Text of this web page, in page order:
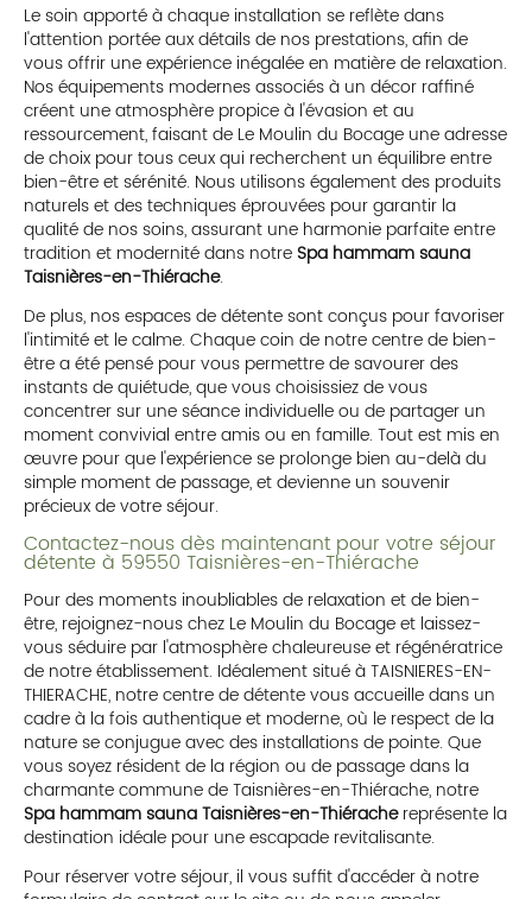
Le soin apporté à chaque installation se reflète dans
l'attention portée aux détails de nos prestations, afin de
vous offrir une expérience inégalée en matière de relaxation.
Nos équipements modernes associés à un décor raffiné
créent une atmosphère propice à l'évasion et au
ressourcement, faisant de Le Moulin du Bocage une adresse
de choix pour tous ceux qui recherchent un équilibre entre
bien-être et sérénité. Nous utilisons également des produits
naturels et des techniques éprouvées pour garantir la
qualité de nos soins, assurant une harmonie parfaite entre
tradition et modernité dans notreSpa hammam sauna
Taisnières-en-Thiérache.
De plus, nos espaces de détente sont conçus pour favoriser
l'intimité et le calme. Chaque coin de notre centre de bien-
être a été pensé pour vous permettre de savourer des
instants de quiétude, que vous choisissiez de vous
concentrer sur une séance individuelle ou de partager un
moment convivial entre amis ou en famille. Tout est mis en
œuvre pour que l'expérience se prolonge bien au-delà du
simple moment de passage, et devienne un souvenir
précieux de votre séjour.
Contactez-nous dès maintenant pour votre séjour
détente à 59550 Taisnières-en-Thiérache
Pour des moments inoubliables de relaxation et de bien-
être, rejoignez-nous chez Le Moulin du Bocage et laissez-
vous séduire par l'atmosphère chaleureuse et régénératrice
de notre établissement. Idéalement situé à TAISNIERES-EN-
THIERACHE, notre centre de détente vous accueille dans un
cadre à la fois authentique et moderne, où le respect de la
nature se conjugue avec des installations de pointe. Que
vous soyez résident de la région ou de passage dans la
charmante commune de Taisnières-en-Thiérache, notre
Spa hammam sauna Taisnières-en-Thiérachereprésente la
destination idéale pour une escapade revitalisante.
Pour réserver votre séjour, il vous suffit d'accéder à notre